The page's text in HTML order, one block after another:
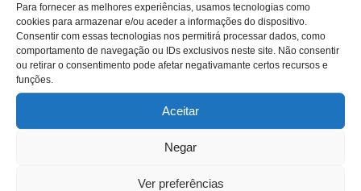
Para fornecer as melhores experiências, usamos tecnologias como
cookies para armazenar e/ou aceder a informações do dispositivo.
Consentir com essas tecnologias nos permitirá processar dados, como
comportamento de navegação ou IDs exclusivos neste site. Não consentir
ou retirar o consentimento pode afetar negativamante certos recursos e
funções.
Aceitar
Negar
Ver preferências
atrás, quando a sua avó fazia no forno da aldeia de Argeriz
o pão regional que vendia aos habitantes da povoação.
À avó seguiu-se a mãe e depois os filhos que, com o
crescimento do negócio dividiram em pastelaria e
panificadora. Atualmente são doze pessoas a produzir o
“Folar de Valpaços” e o “Pão de Centeio”, que
comercializam em 4 espaços e fazem a distribuição e
venda ao domicílio em vários concelhos.
Temas para Reflexão: